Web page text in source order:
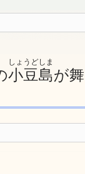
小豆島
しょうどしま
が